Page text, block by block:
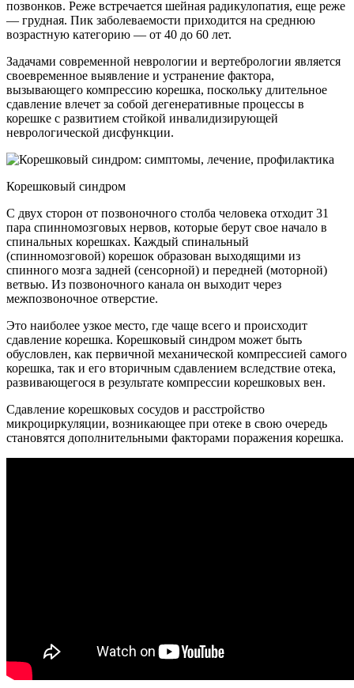
позвонков. Реже встречается шейная радикулопатия, еще реже
— грудная. Пик заболеваемости приходится на среднюю
возрастную категорию — от 40 до 60 лет.
Задачами современной неврологии и вертебрологии является
своевременное выявление и устранение фактора,
вызывающего компрессию корешка, поскольку длительное
сдавление влечет за собой дегенеративные процессы в
корешке с развитием стойкой инвалидизирующей
неврологической дисфункции.
Корешковый синдром
С двух сторон от позвоночного столба человека отходит 31
пара спинномозговых нервов, которые берут свое начало в
спинальных корешках. Каждый спинальный
(спинномозговой) корешок образован выходящими из
спинного мозга задней (сенсорной) и передней (моторной)
ветвью. Из позвоночного канала он выходит через
межпозвоночное отверстие.
Это наиболее узкое место, где чаще всего и происходит
сдавление корешка. Корешковый синдром может быть
обусловлен, как первичной механической компрессией самого
корешка, так и его вторичным сдавлением вследствие отека,
развивающегося в результате компрессии корешковых вен.
Сдавление корешковых сосудов и расстройство
микроциркуляции, возникающее при отеке в свою очередь
становятся дополнительными факторами поражения корешка.